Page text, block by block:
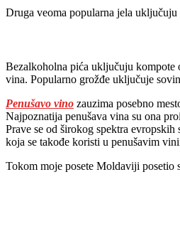
Druga veoma popularna jela
Bezalkoholna pića uključuju kompote
vina. Popularno grožđe uključuje
Penušavo vino zauzima posebno
Najpoznatija penušava vina su ona
Prave se od širokog spektra
koja se takođe koristi u penušavim
Tokom moje posete Moldaviji posetio